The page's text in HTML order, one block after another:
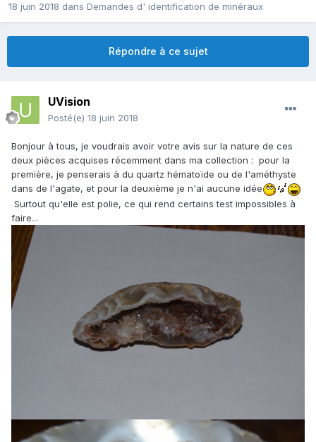
18 juin 2018 dans Demandes d' identification de minéraux
Répondre à ce sujet
UVision
Posté(e) 18 juin 2018
Bonjour à tous, je voudrais avoir votre avis sur la nature de ces
deux pièces acquises récemment dans ma collection : pour la
première, je penserais à du quartz hématoïde ou de l'améthyste
dans de l'agate, et pour la deuxième je n'ai aucune idée
Surtout qu'elle est polie, ce qui rend certains test impossibles à
faire...